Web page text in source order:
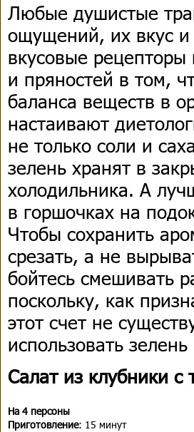
Любые душистые
ощущений, их вкус и
вкусовые
и пряностей в том,
баланса веществ в
настаивают
не только соли и
зелень хранят в
холодильника. А
в горшочках на
Чтобы сохранить
срезать, а не
бойтесь смешивать
поскольку, как
этот счет не
использовать
Салат из клубники с
На 4 персоны
Приготовление: 15 минут